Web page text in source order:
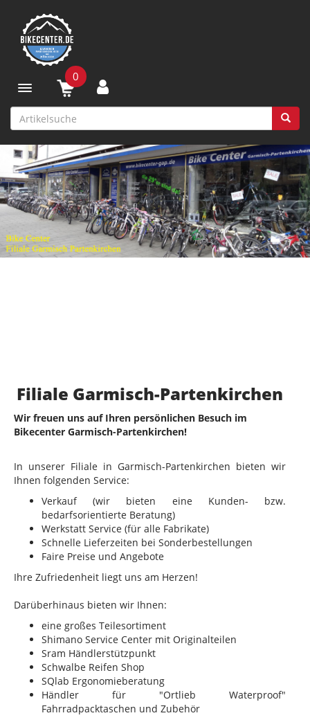
Toggle navigation
0
Filiale Garmisch-Partenkirchen
Wir freuen uns auf Ihren persönlichen Besuch im
Bikecenter Garmisch-Partenkirchen!
In unserer Filiale in Garmisch-Partenkirchen bieten wir
Ihnen folgenden Service:
Verkauf (wir bieten eine Kunden- bzw.
bedarfsorientierte Beratung)
Werkstatt Service (für alle Fabrikate)
Schnelle Lieferzeiten bei Sonderbestellungen
Faire Preise und Angebote
Ihre Zufriedenheit liegt uns am Herzen!
Darüberhinaus bieten wir Ihnen:
eine großes Teilesortiment
Shimano Service Center mit Originalteilen
Sram Händlerstützpunkt
Schwalbe Reifen Shop
SQlab Ergonomieberatung
Händler für "Ortlieb Waterproof"
Fahrradpacktaschen und Zubehör